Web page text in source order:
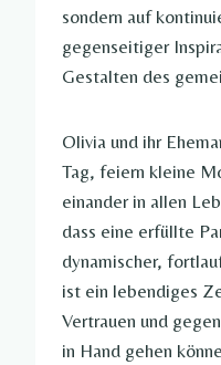
sondern auf
gegenseitiger
Gestalten des
Olivia und ihr
Tag, feiern kleine
einander in allen
dass eine erfüllte
dynamischer,
ist ein lebendiges
Vertrauen und
in Hand gehen